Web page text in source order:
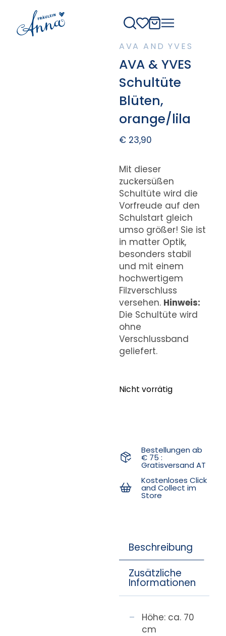
AVA AND YVES
AVA & YVES
Schultüte
Blüten,
orange/lila
€23,90
Mit dieser
zuckersüßen
Schultüte wird die
Vorfreude auf den
Schulstart gleich
umso größer! Sie ist
in matter Optik,
besonders stabil
und mit einem
hochwertigem
Filzverschluss
versehen. Hinweis:
Die Schultüte wird
ohne
Verschlussband
geliefert.
Nicht vorrätig
Bestellungen ab
€ 75 :
Gratisversand AT
Kostenloses Click
and Collect im
Store
Beschreibung
Zusätzliche
Informationen
Höhe: ca. 70
cm